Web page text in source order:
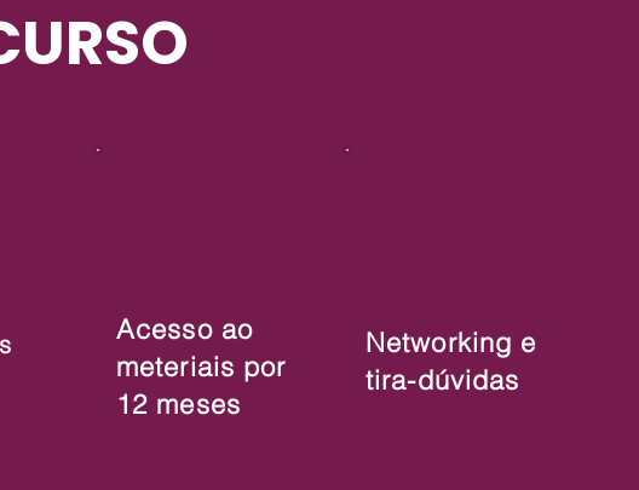
Acesso ao
meteriais por
12 meses
Networking e
tira-dúvidas